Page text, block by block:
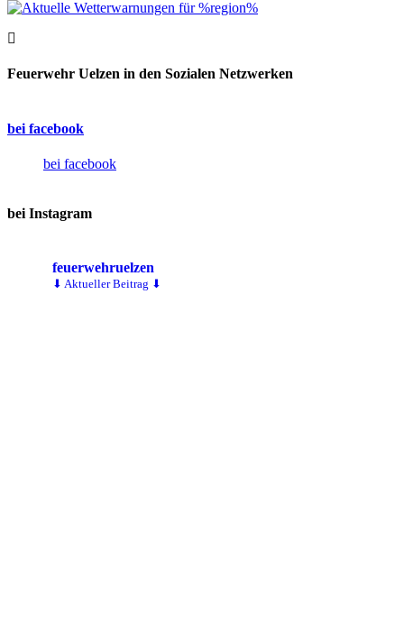
Feuerwehr Uelzen in den Sozialen Netzwerken
bei facebook
bei facebook
bei Instagram
feuerwehruelzen
⬇ Aktueller Beitrag ⬇